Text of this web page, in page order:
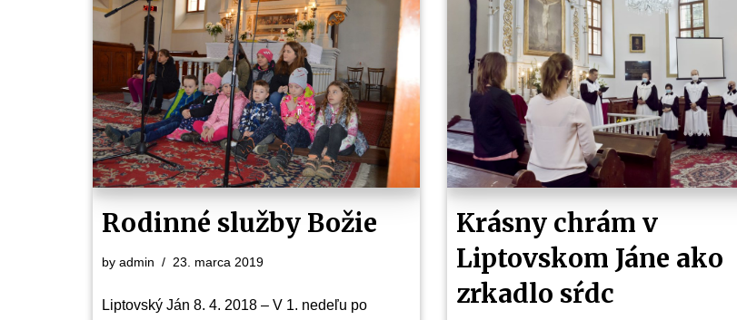
Rodinné služby Božie
by admin 23. marca 2019
Liptovský Ján 8. 4. 2018 – V 1. nedeľu po
Krásny chrám v
Liptovskom Jáne ako
zrkadlo sŕdc